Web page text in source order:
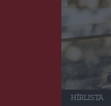
HÍRLISTA